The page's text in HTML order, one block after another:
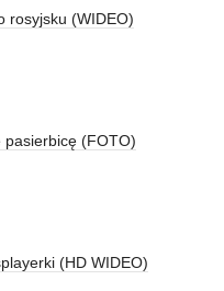
rosyjsku (WIDEO)
pasierbicę (FOTO)
(HD WIDEO)